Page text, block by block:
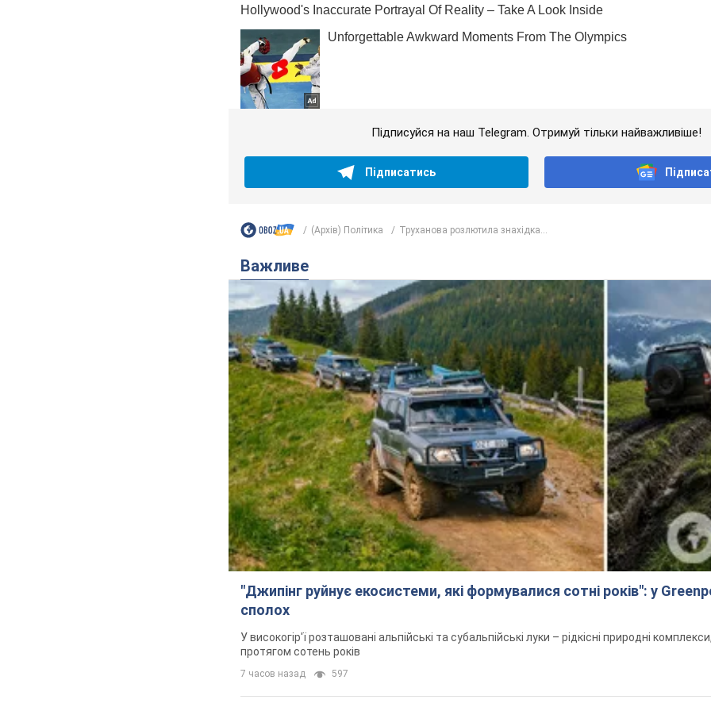
Підписуйся на наш Telegram. Отримуй тільки найважливіше!
Підписатись
(Архів) Політика Труханова розлютила знахідка...
Важливе
"Джипінг руйнує екосистеми, які формувалися сотні років": у
сполох
У високогір'ї розташовані альпійські та субальпійські луки – рідкісні природні
протягом сотень років
7 часов назад 597